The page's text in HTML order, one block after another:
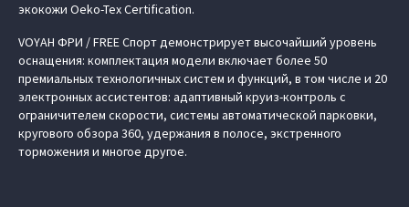
экокожи Oeko-Tex Certification.
VOYAH ФРИ / FREE Спорт демонстрирует высочайший уровень
оснащения: комплектация модели включает более 50
премиальных технологичных систем и функций, в том числе и 20
электронных ассистентов: адаптивный круиз-контроль с
ограничителем скорости, системы автоматической парковки,
кругового обзора 360, удержания в полосе, экстренного
торможения и многое другое.